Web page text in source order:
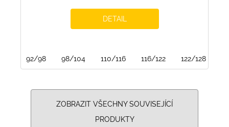
DETAIL
92/98 98/104 110/116 116/122 122/128
ZOBRAZIT VŠECHNY SOUVISEJÍCÍ
PRODUKTY